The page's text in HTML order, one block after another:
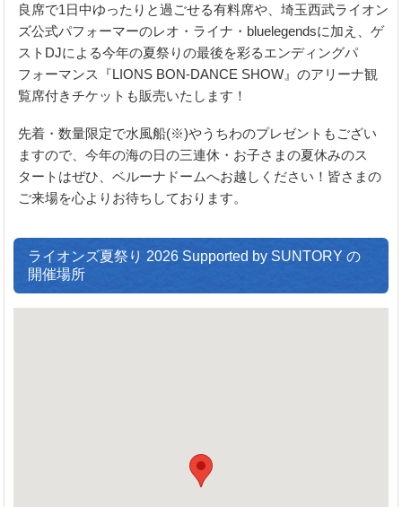
良席で1日中ゆったりと過ごせる有料席や、埼玉西武ライオン
ズ公式パフォーマーのレオ・ライナ・bluelegendsに加え、ゲ
ストDJによる今年の夏祭りの最後を彩るエンディングパ
フォーマンス『LIONS BON-DANCE SHOW』のアリーナ観
覧席付きチケットも販売いたします！
先着・数量限定で水風船(※)やうちわのプレゼントもござい
ますので、今年の海の日の三連休・お子さまの夏休みのス
タートはぜひ、ベルーナドームへお越しください！皆さまの
ご来場を心よりお待ちしております。
ライオンズ夏祭り 2026 Supported by SUNTORY の
開催場所